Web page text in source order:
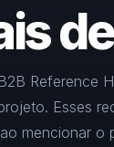
Reference
Esses
mencionar o